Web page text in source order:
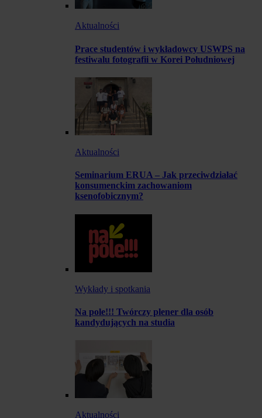
Aktualności
Prace studentów i wykładowcy USWPS na
festiwalu fotografii w Korei Południowej
Aktualności
Seminarium ERUA – Jak przeciwdziałać
konsumenckim zachowaniom
ksenofobicznym?
Wykłady i spotkania
Na pole!!! Twórczy plener dla osób
kandydujących na studia
Aktualności